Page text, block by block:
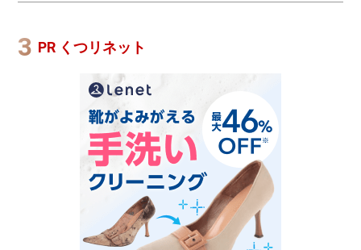
PR くつリネット